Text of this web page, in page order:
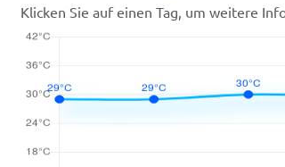
Klicken Sie auf einen Tag, um weitere